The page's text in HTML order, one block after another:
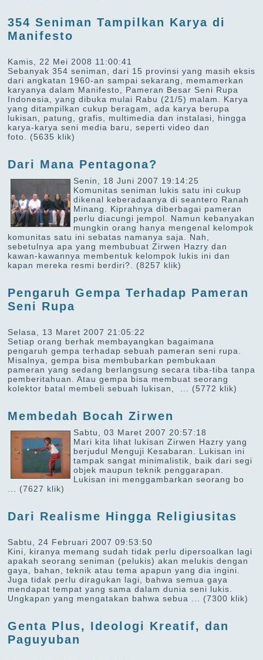
354 Seniman Tampilkan Karya di
Manifesto
Kamis, 22 Mei 2008 11:00:41
Sebanyak 354 seniman, dari 15 provinsi yang masih eksis
dari angkatan 1960-an sampai sekarang, memamerkan
karyanya dalam Manifesto, Pameran Besar Seni Rupa
Indonesia, yang dibuka mulai Rabu (21/5) malam. Karya
yang ditampilkan cukup beragam, ada karya berupa
lukisan, patung, grafis, multimedia dan instalasi, hingga
karya-karya seni media baru, seperti video dan
foto. (5635 klik)
Dari Mana Pentagona?
Senin, 18 Juni 2007 19:14:25
Komunitas seniman lukis satu ini cukup
dikenal keberadaanya di seantero Ranah
Minang. Kiprahnya diberbagai pameran
perlu diacungi jempol. Namun kebanyakan
mungkin orang hanya mengenal kelompok
komunitas satu ini sebatas namanya saja. Nah,
sebetulnya apa yang membubuat Zirwen Hazry dan
kawan-kawannya membentuk kelompok lukis ini dan
kapan mereka resmi berdiri?. (8257 klik)
Pengaruh Gempa Terhadap Pameran
Seni Rupa
Selasa, 13 Maret 2007 21:05:22
Setiap orang berhak membayangkan bagaimana
pengaruh gempa terhadap sebuah pameran seni rupa.
Misalnya, gempa bisa membubarkan pembukaan
pameran yang sedang berlangsung secara tiba-tiba tanpa
pemberitahuan. Atau gempa bisa membuat seorang
kolektor batal membeli sebuah lukisan, ... (5772 klik)
Membedah Bocah Zirwen
Sabtu, 03 Maret 2007 20:57:18
Mari kita lihat lukisan Zirwen Hazry yang
berjudul Menguji Kesabaran. Lukisan ini
tampak sangat minimalistik, baik dari segi
objek maupun teknik penggarapan.
Lukisan ini menggambarkan seorang bo
(7627 klik)
Dari Realisme Hingga Religiusitas
Sabtu, 24 Februari 2007 09:53:50
Kini, kiranya memang sudah tidak perlu dipersoalkan lagi
apakah seorang seniman (pelukis) akan melukis dengan
gaya, bahan, teknik atau tema apapun yang dia ingini.
Juga tidak perlu diragukan lagi, bahwa semua gaya
mendapat tempat yang sama dalam dunia seni lukis.
Ungkapan yang mengatakan bahwa sebua ... (7300 klik)
Genta Plus, Ideologi Kreatif, dan
Paguyuban